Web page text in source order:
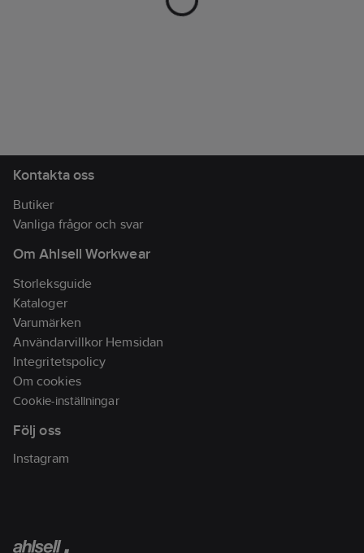
Kontakta oss
Butiker
Vanliga frågor och svar
Om Ahlsell Workwear
Storleksguide
Kataloger
Varumärken
Användarvillkor Hemsidan
Integritetspolicy
Om cookies
Cookie-inställningar
Följ oss
Instagram